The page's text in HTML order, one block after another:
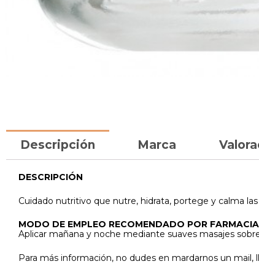
Descripción Marca
DESCRIPCIÓN
Cuidado nutritivo que nutre, hidrata, portege y calma
MODO DE EMPLEO RECOMENDADO POR
Aplicar mañana y noche mediante suaves masajes
Para más información, no dudes en mardarnos un